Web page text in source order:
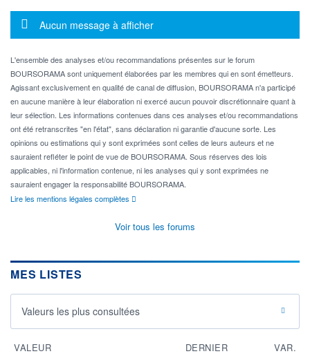
Message d'information
Aucun message à afficher
L'ensemble des analyses et/ou recommandations présentes sur le forum
BOURSORAMA sont uniquement élaborées par les membres qui en sont émetteurs.
Agissant exclusivement en qualité de canal de diffusion, BOURSORAMA n'a participé
en aucune manière à leur élaboration ni exercé aucun pouvoir discrétionnaire quant à
leur sélection. Les informations contenues dans ces analyses et/ou recommandations
ont été retranscrites "en l'état", sans déclaration ni garantie d'aucune sorte. Les
opinions ou estimations qui y sont exprimées sont celles de leurs auteurs et ne
sauraient refléter le point de vue de BOURSORAMA. Sous réserves des lois
applicables, ni l'information contenue, ni les analyses qui y sont exprimées ne
sauraient engager la responsabilité BOURSORAMA.
Lire les mentions légales complètes
Voir tous les forums
MES LISTES
Valeurs les plus consultées
VALEUR DERNIER VAR.